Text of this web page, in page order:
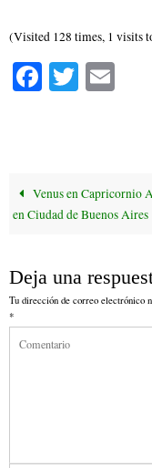
(Visited 128 times, 1 visits
Fa T
Venus en Capricornio
en Ciudad de Buenos Aires
Deja una
Tu dirección de correo electrónico
*